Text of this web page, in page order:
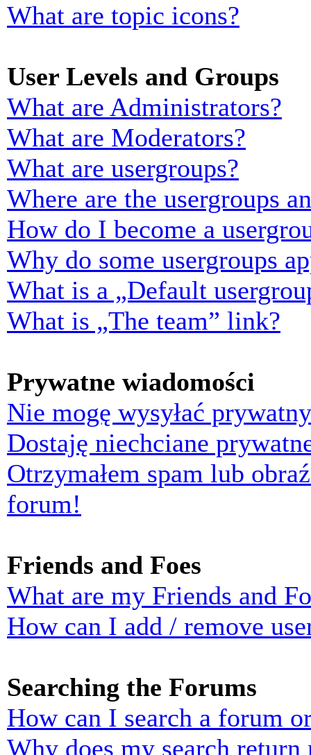
What are topic icons?
User Levels and Groups
What are Administrators?
What are Moderators?
What are usergroups?
Where are the usergroups
How do I become a
Why do some usergroups
What is a „Default
What is „The team” link?
Prywatne wiadomości
Nie mogę wysyłać
Dostaję niechciane
Otrzymałem spam lub
forum!
Friends and Foes
What are my Friends and
How can I add / remove
Searching the Forums
How can I search a forum
Why does my search return